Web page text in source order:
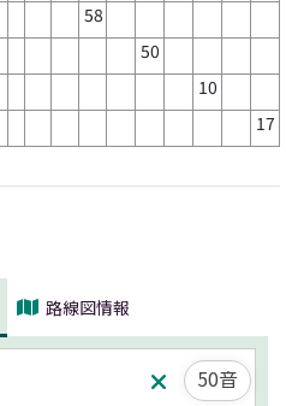
58
50
10
17
路線図情報
50音